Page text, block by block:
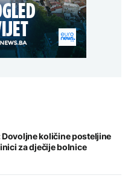
Dovoljne količine posteljine
za dječije bolnice